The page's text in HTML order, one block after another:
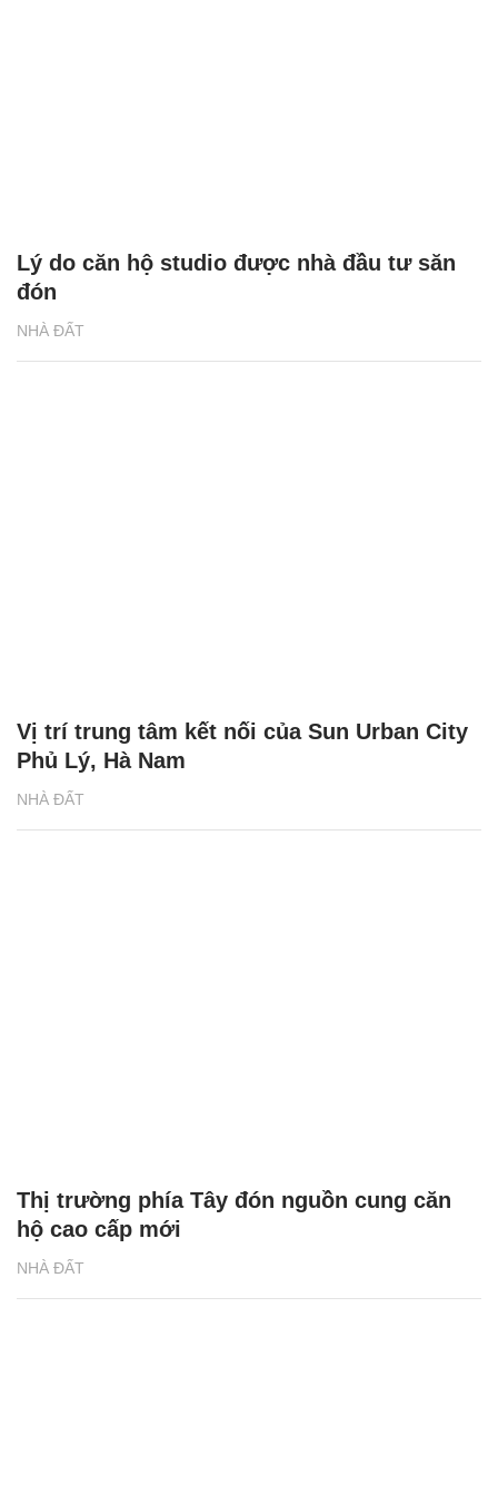
NHÀ ĐẤT
Lý do căn hộ studio được nhà đầu tư săn
đón
NHÀ ĐẤT
Vị trí trung tâm kết nối của Sun Urban City
Phủ Lý, Hà Nam
NHÀ ĐẤT
Thị trường phía Tây đón nguồn cung căn
hộ cao cấp mới